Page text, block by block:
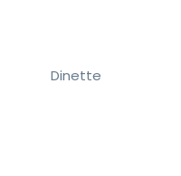
Dinette